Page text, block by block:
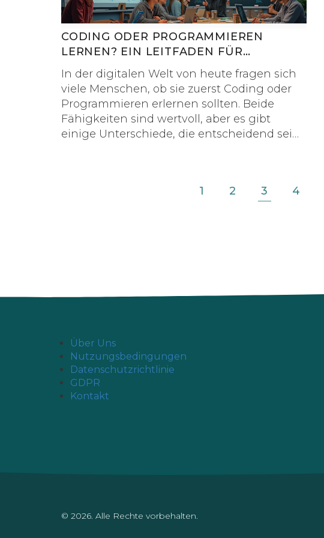
Webentwicklung und ist in der Frontend-
Entwicklung nicht wegzudenken. Dieser
Artikel bietet eine eingehende Betrachtung
Entscheidung zu helfen.
CODING ODER PROGRAMMIEREN
LERNEN? EIN LEITFADEN FÜR
ANFÄNGER
In der digitalen Welt von heute fragen sich
viele Menschen, ob sie zuerst Coding oder
Programmieren erlernen sollten. Beide
Fähigkeiten sind wertvoll, aber es gibt
einige Unterschiede, die entscheidend sein
Programmieren und gibt Tipps, wie man am
1 2 3 4
Über Uns
Nutzungsbedingungen
Datenschutzrichtlinie
GDPR
Kontakt
© 2026. Alle Rechte vorbehalten.